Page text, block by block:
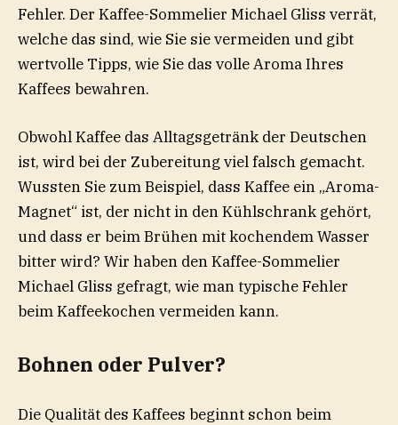
Fehler. Der Kaffee-Sommelier Michael Gliss verrät,
welche das sind, wie Sie sie vermeiden und gibt
wertvolle Tipps, wie Sie das volle Aroma Ihres
Kaffees bewahren.
Obwohl Kaffee das Alltagsgetränk der Deutschen
ist, wird bei der Zubereitung viel falsch gemacht.
Wussten Sie zum Beispiel, dass Kaffee ein „Aroma-
Magnet“ ist, der nicht in den Kühlschrank gehört,
und dass er beim Brühen mit kochendem Wasser
bitter wird? Wir haben den Kaffee-Sommelier
Michael Gliss gefragt, wie man typische Fehler
beim Kaffeekochen vermeiden kann.
Bohnen oder Pulver?
Die Qualität des Kaffees beginnt schon beim